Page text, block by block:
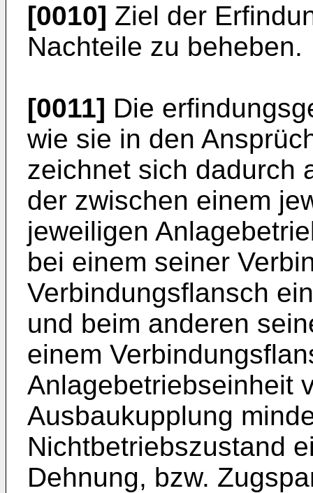
[0010] Ziel der
Nachteile zu beheben.
[0011] Die
wie sie in den
zeichnet sich dadurch
der zwischen einem
jeweiligen
bei einem seiner
Verbindungsflansch
und beim anderen
einem
Anlagebetriebseinheit
Ausbaukupplung
Nichtbetriebszustand
Dehnung, bzw.